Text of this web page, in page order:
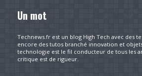
Un mot
Technews.fr est un blog High Tech avec des
encore des tutos branché innovation et
technologie est le fil conducteur de tous les
critique est de rigueur.